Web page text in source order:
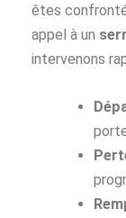
êtes
appel à un
intervenons